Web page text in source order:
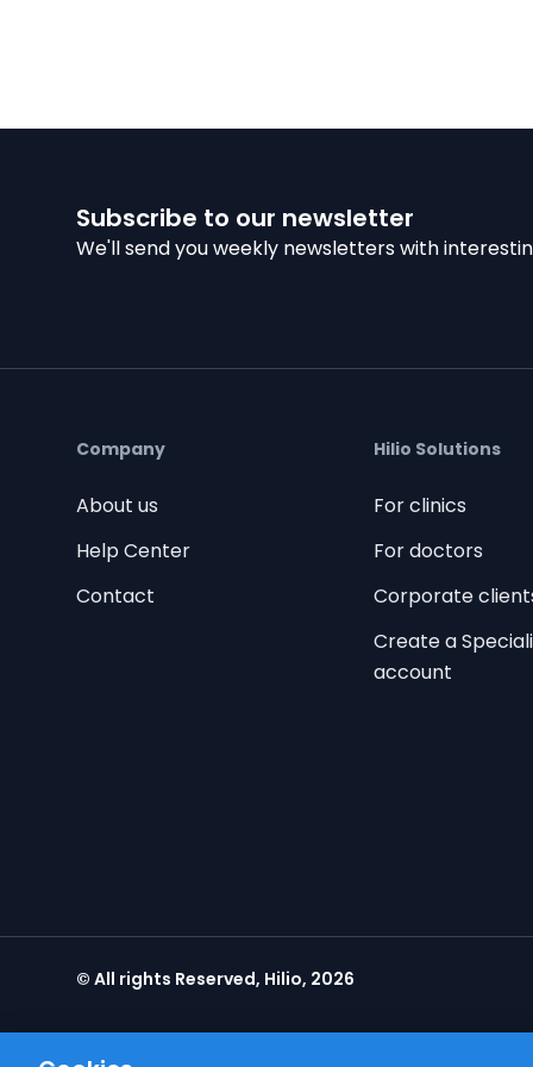
Subscribe to our newsletter
We'll send you weekly newsletters with
Company
About us
Help Center
Contact
Hilio Solutions
For clinics
For doctors
Corporate
Create a
account
© All rights Reserved, Hilio, 2026